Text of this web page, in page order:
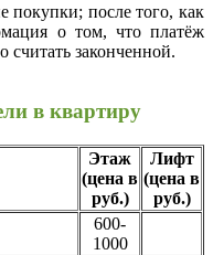
покупки; после того, как
о том, что платёж
законченной.
в квартиру
Этаж
(цена в
руб.)
Лифт
(цена в
руб.)
600-
1000